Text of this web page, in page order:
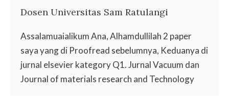
Dosen Universitas Sam Ratulangi
Assalamuaialikum Ana, Alhamdullilah 2 paper
saya yang di Proofread sebelumnya, Keduanya di
jurnal elsevier kategory Q1. Jurnal Vacuum dan
Journal of materials research and Technology